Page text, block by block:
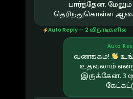
பார்த்தேன். மேலும்
தெரிந்துகொள்ள
Auto Reply — 2 விநாடிகளில்
Auto
வணக்கம்!
உதவலாம்
இருக்கேன். 3